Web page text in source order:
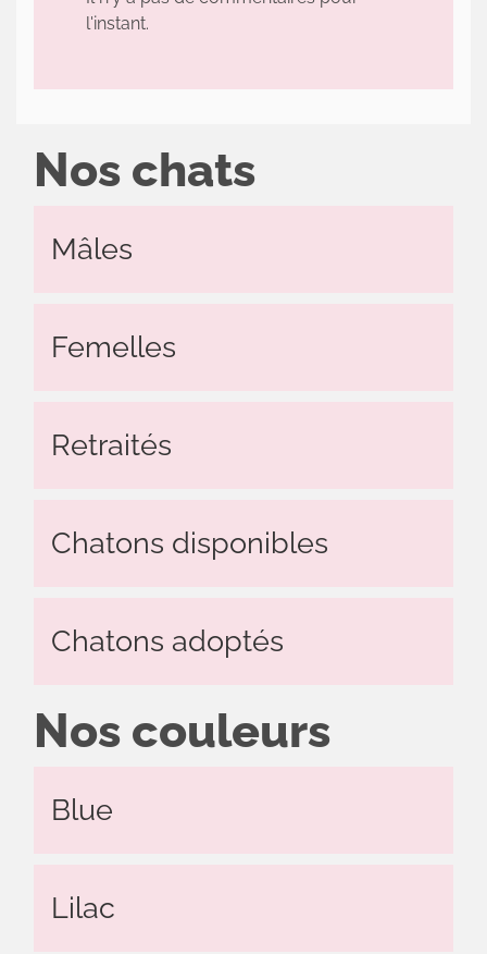
l'instant.
Nos chats
Mâles
Femelles
Retraités
Chatons disponibles
Chatons adoptés
Nos couleurs
Blue
Lilac